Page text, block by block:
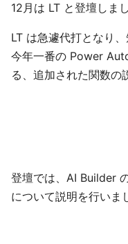
12月は LT と登壇しまし
LT は急遽代打となり
今年一番の Power
る、追加された関数の
登壇では、AI Builder
について説明を行いま